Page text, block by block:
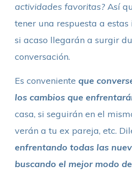
actividades favoritas? Así
tener una respuesta a
si acaso llegarán a surgir
conversación.
Es conveniente que
los cambios que
casa, si seguirán en el
verán a tu ex pareja, etc.
enfrentando todas las
buscando el mejor modo